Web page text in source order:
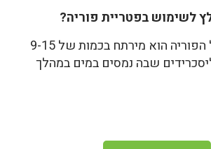
לשימוש בפטריית פוריה?
המינון המומלץ של הפוריה הוא מירתח בכמות של 9-15
שבה נמסים במים במהלך